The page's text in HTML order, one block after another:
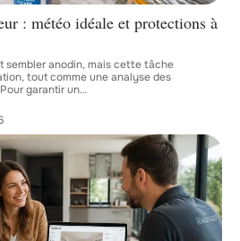
: météo idéale et protections à
sembler anodin, mais cette tâche
tout comme une analyse des
garantir un…